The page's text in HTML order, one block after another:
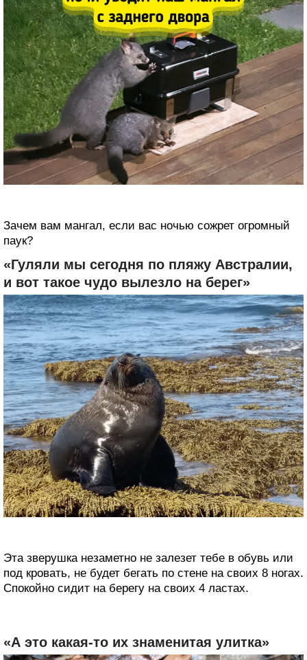
Зачем вам мангал, если вас ночью сожрет огромный
паук?
«Гуляли мы сегодня по пляжу Австралии,
и вот такое чудо вылезло на берег»
Эта зверушка незаметно не залезет тебе в обувь или
под кровать, не будет бегать по стене на своих 8 ногах.
Спокойно сидит на берегу на своих 4 ластах.
«А это какая-то их знаменитая улитка»